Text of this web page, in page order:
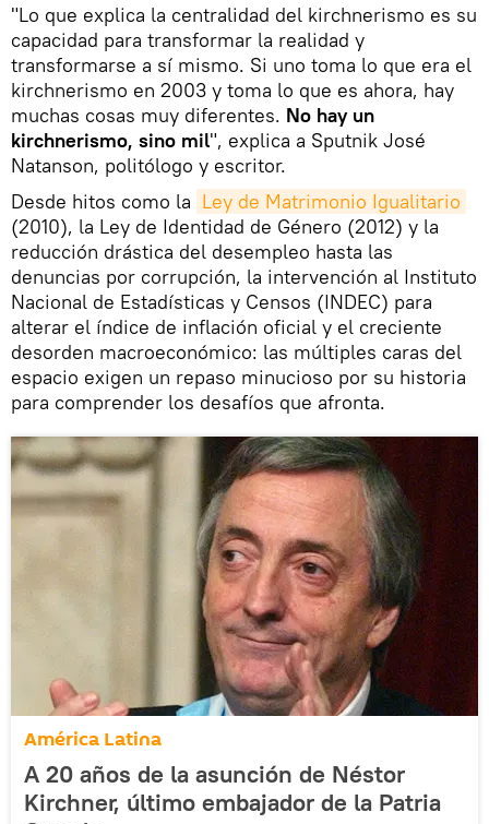
"Lo que explica la centralidad del kirchnerismo es su
capacidad para transformar la realidad y
transformarse a sí mismo. Si uno toma lo que era el
kirchnerismo en 2003 y toma lo que es ahora, hay
muchas cosas muy diferentes. No hay un
kirchnerismo, sino mil", explica a Sputnik José
Natanson, politólogo y escritor.
Desde hitos como la Ley de Matrimonio Igualitario
(2010), la Ley de Identidad de Género (2012) y la
reducción drástica del desempleo hasta las
denuncias por corrupción, la intervención al Instituto
Nacional de Estadísticas y Censos (INDEC) para
alterar el índice de inflación oficial y el creciente
desorden macroeconómico: las múltiples caras del
espacio exigen un repaso minucioso por su historia
para comprender los desafíos que afronta.
América Latina
A 20 años de la asunción de Néstor
Kirchner, último embajador de la Patria